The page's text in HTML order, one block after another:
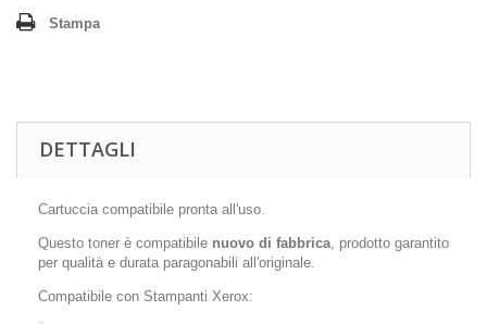
Stampa
DETTAGLI
Cartuccia compatibile pronta all'uso.
Questo toner è compatibile nuovo di fabbrica, prodotto garantito
per qualità e durata paragonabili all'originale.
Compatibile con Stampanti Xerox: